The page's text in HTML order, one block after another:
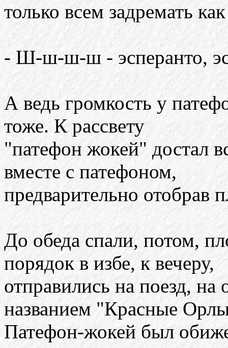
только всем задремать
- Ш-ш-ш-ш - эсперанто,
А ведь громкость у
тоже. К рассвету
"патефон жокей" достал
вместе с патефоном,
предварительно отобрав
До обеда спали, потом,
порядок в избе, к вечеру,
отправились на поезд,
названием "Красные
Патефон-жокей был